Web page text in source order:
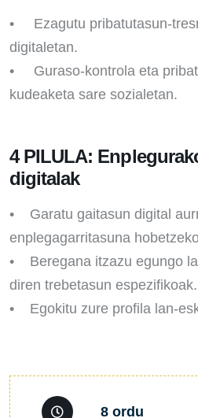
• Ezagutu pribatutasun-
digitaletan.
• Guraso-kontrola eta
kudeaketa sare sozialetan.
4 PILULA:
digitalak
• Garatu gaitasun digital
enplegagarritasuna
• Beregana itzazu egungo
diren trebetasun espezifikoak.
• Egokitu zure profila lan-
8 ordu